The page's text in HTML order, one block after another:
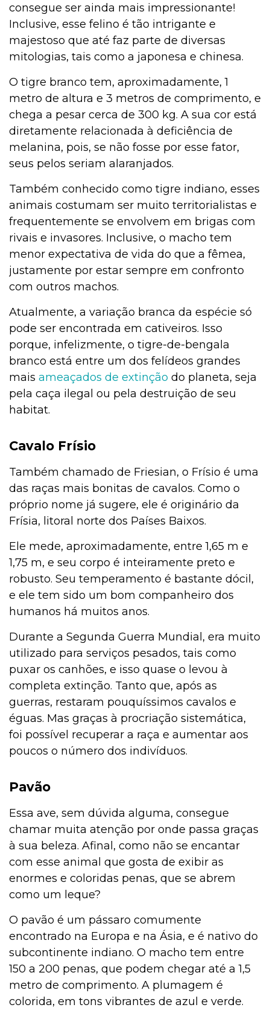
consegue ser ainda mais impressionante!
Inclusive, esse felino é tão intrigante e
majestoso que até faz parte de diversas
mitologias, tais como a japonesa e chinesa.
O tigre branco tem, aproximadamente, 1
metro de altura e 3 metros de comprimento, e
chega a pesar cerca de 300 kg. A sua cor está
diretamente relacionada à deficiência de
melanina, pois, se não fosse por esse fator,
seus pelos seriam alaranjados.
Também conhecido como tigre indiano, esses
animais costumam ser muito territorialistas e
frequentemente se envolvem em brigas com
rivais e invasores. Inclusive, o macho tem
menor expectativa de vida do que a fêmea,
justamente por estar sempre em confronto
com outros machos.
Atualmente, a variação branca da espécie só
pode ser encontrada em cativeiros. Isso
porque, infelizmente, o tigre-de-bengala
branco está entre um dos felídeos grandes
mais ameaçados de extinção do planeta, seja
pela caça ilegal ou pela destruição de seu
habitat.
Cavalo Frísio
Também chamado de Friesian, o Frísio é uma
das raças mais bonitas de cavalos. Como o
próprio nome já sugere, ele é originário da
Frísia, litoral norte dos Países Baixos.
Ele mede, aproximadamente, entre 1,65 m e
1,75 m, e seu corpo é inteiramente preto e
robusto. Seu temperamento é bastante dócil,
e ele tem sido um bom companheiro dos
humanos há muitos anos.
Durante a Segunda Guerra Mundial, era muito
utilizado para serviços pesados, tais como
puxar os canhões, e isso quase o levou à
completa extinção. Tanto que, após as
guerras, restaram pouquíssimos cavalos e
éguas. Mas graças à procriação sistemática,
foi possível recuperar a raça e aumentar aos
poucos o número dos indivíduos.
Pavão
Essa ave, sem dúvida alguma, consegue
chamar muita atenção por onde passa graças
à sua beleza. Afinal, como não se encantar
com esse animal que gosta de exibir as
enormes e coloridas penas, que se abrem
como um leque?
O pavão é um pássaro comumente
encontrado na Europa e na Ásia, e é nativo do
subcontinente indiano. O macho tem entre
150 a 200 penas, que podem chegar até a 1,5
metro de comprimento. A plumagem é
colorida, em tons vibrantes de azul e verde.